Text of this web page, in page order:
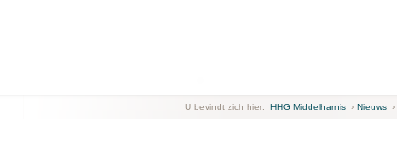
U bevindt zich hier: HHG Middelharnis › Nieuws ›